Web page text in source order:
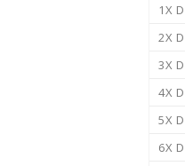
1X
2X
3X
4X
5X
6X